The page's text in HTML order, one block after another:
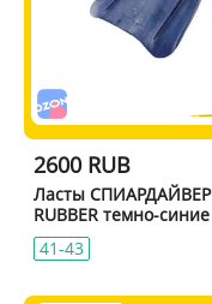
2600 RUB
Ласты СПИАРДАЙВЕР
RUBBER темно-синие
41-43